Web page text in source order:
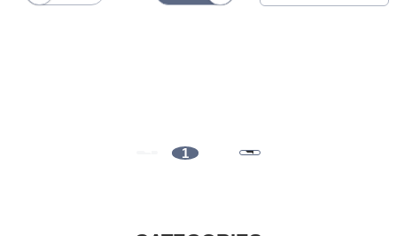
1